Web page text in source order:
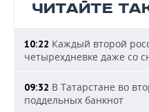
ЧИТАЙТЕ
10:22 Каждый второй
четырехдневке даже со
09:32 В Татарстане во
поддельных банкнот